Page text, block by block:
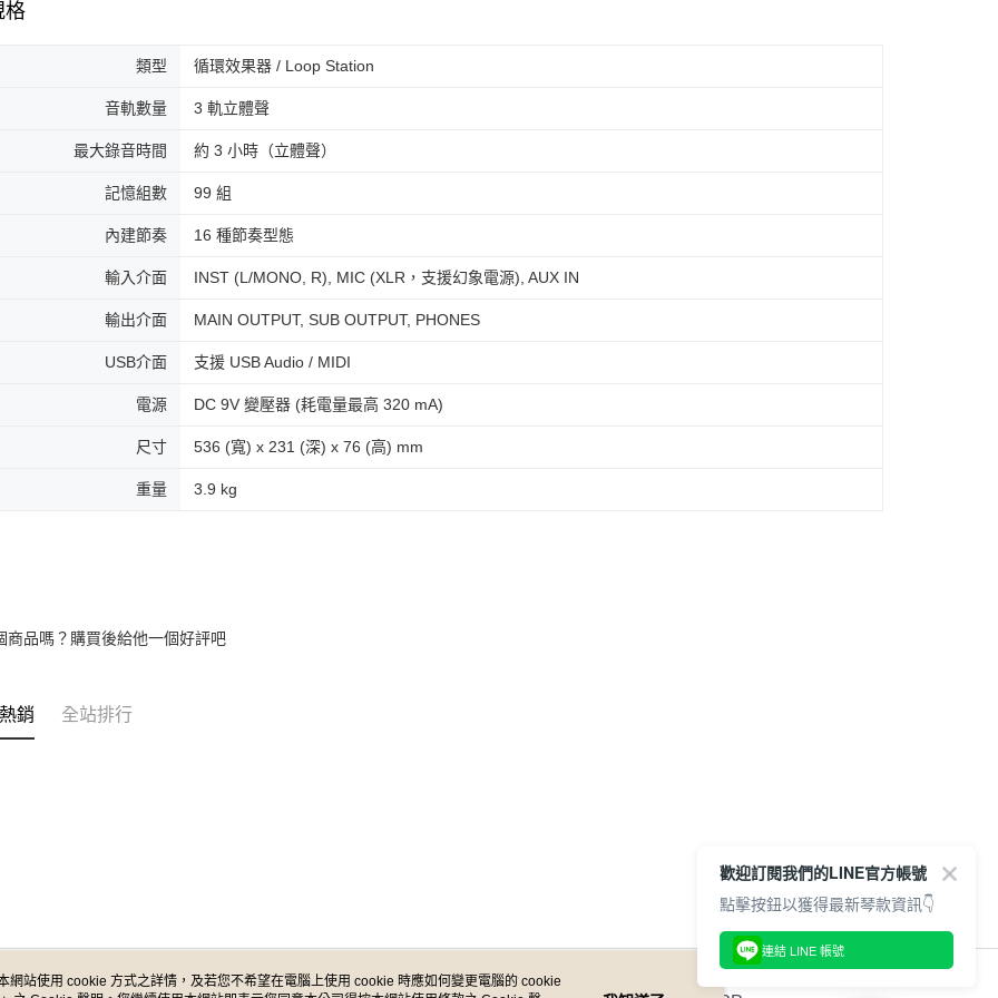
格
類型 循環效果器 / Loop Station
音軌數量 3 軌立體聲
最大錄音時間 約 3 小時（立體聲）
記憶組數 99 組
內建節奏 16 種節奏型態
輸入介面 INST (L/MONO, R), MIC (XLR，支援幻象電源), AUX IN
輸出介面 MAIN OUTPUT, SUB OUTPUT, PHONES
USB介面 支援 USB Audio / MIDI
電源 DC 9V 變壓器 (耗電量最高 320 mA)
尺寸 536 (寬) x 231 (深) x 76 (高) mm
重量 3.9 kg
商品嗎？購買後給他一個好評吧
銷 全站排行
網站使用 cookie 方式之詳情，及若您不希望在電腦上使用 cookie 時應如何變更電腦的 cookie
歡迎訂閱我們的LINE官方帳號
點擊按鈕以獲得最新琴款資訊👇
連結 LINE 帳號